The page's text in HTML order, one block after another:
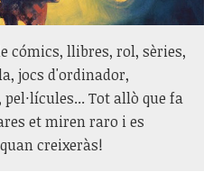
cómics, llibres, rol, sèries,
jocs d'ordinador,
Tot allò que fa
et miren raro i es
creixeràs!